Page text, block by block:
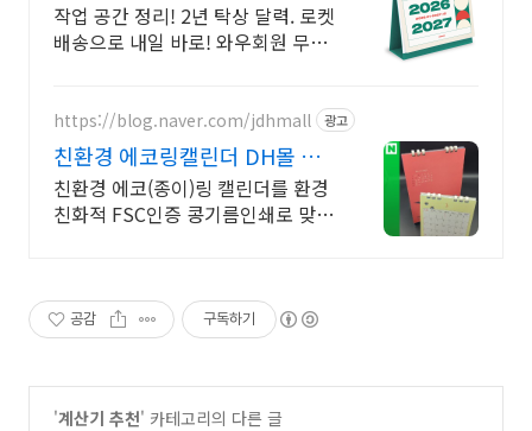
작업 공간 정리! 2년 탁상 달력. 로켓
배송으로 내일 바로! 와우회원 무료
https://blog.naver.com/jdhmall 광고
친환경 에코링캘린더 DH몰 환
경을 생각하는 콩기름인쇄
친환경 에코(종이)링 캘린더를 환경
친화적 FSC인증 콩기름인쇄로 맞춤
공감 구독하기
'계산기 추천' 카테고리의 다른 글